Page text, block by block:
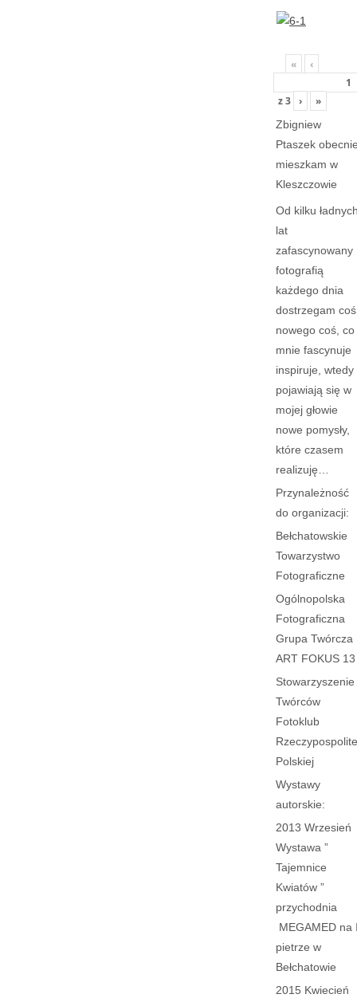
« ‹
z3 › »
Zbigniew
Ptaszek
mieszkam w
Kleszczowie
Od kilku
lat
zafascynowany
fotografią
każdego dnia
dostrzegam coś
nowego coś, co
mnie fascynuje
inspiruje, wtedy
pojawiają się w
mojej głowie
nowe pomysły,
które czasem
realizuję…
Przynależność
do organizacji:
Bełchatowskie
Towarzystwo
Fotograficzne
Ogólnopolska
Fotograficzna
Grupa Twórcza
ART FOKUS 13
Stowarzyszenie
Twórców
Fotoklub
Polskiej
Wystawy
autorskie:
2013 Wrzesień
Wystawa ”
Tajemnice
Kwiatów ”
przychodnia
MEGAMED na
pietrze w
Bełchatowie
2015 Kwiecień